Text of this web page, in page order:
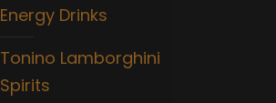
Energy Drinks
Tonino Lamborghini
Spirits